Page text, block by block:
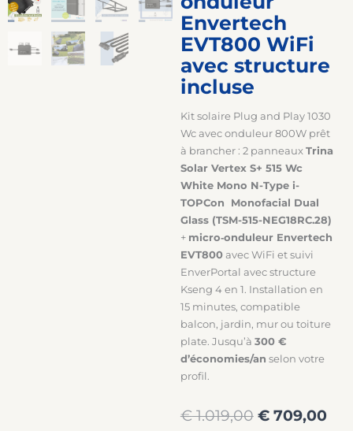
Envertech
EVT800 WiFi
avec structure
incluse
Kit solaire Plug and Play 1030
Wc avec onduleur 800W prêt
à brancher : 2 panneaux Trina
Solar Vertex S+ 515 Wc
White Mono N-Type i-
TOPCon Monofacial Dual
Glass (TSM-515-NEG18RC.28)
+ micro‑onduleur Envertech
EVT800avec WiFi et suivi
EnverPortal avec structure
Kseng 4 en 1. Installation en
15 minutes, compatible
balcon, jardin, mur ou toiture
plate. Jusqu’à 300 €
d’économies/an selon votre
profil.
€1.019,00 Original
€709,00